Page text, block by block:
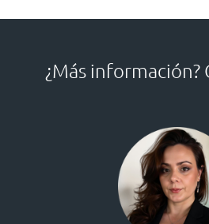
¿Más información?